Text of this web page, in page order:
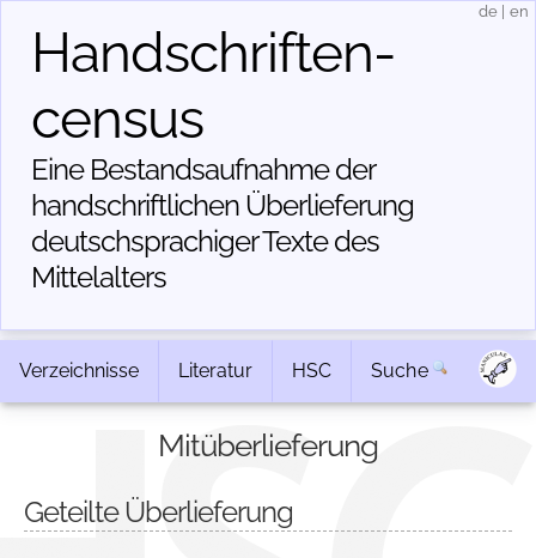
Handschriften­
census
Eine Bestandsaufnahme der
handschriftlichen Über­lieferung
deutschsprachiger Texte des
Mittelalters
de en
Verzeichnisse Literatur HSC Suche
Mitüberlieferung
Geteilte Überlieferung